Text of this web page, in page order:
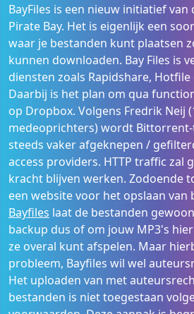
BayFiles is een nieuw initiatief
Pirate Bay. Het is eigenlijk een
waar je bestanden kunt plaatsen
kunnen downloaden. Bay Files is
diensten zoals Rapidshare,
Daarbij is het plan om qua
op Dropbox. Volgens Fredrik Neij
medeoprichters) wordt
steeds vaker afgeknepen /
access providers. HTTP traffic zal
kracht blijven werken. Zodoende
een website voor het opslaan van
Bayfiles laat de bestanden
backup dus of om jouw MP3's
ze overal kunt afspelen. Maar
probleem, Bayfiles wil wel
Het uploaden van met
bestanden is niet toegestaan